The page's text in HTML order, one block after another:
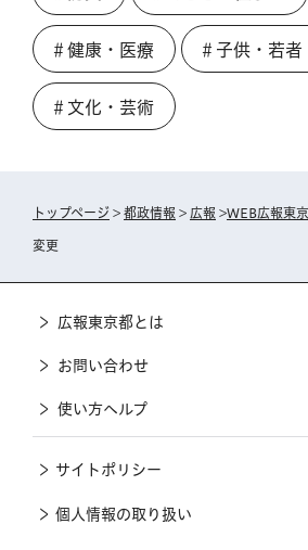
＃健康・医療 ＃子供・若者
＃文化・芸術
トップページ > 都政情報 > 広報 >WEB広報東
変更
広報東京都とは
お問い合わせ
使い方ヘルプ
サイトポリシー
個人情報の取り扱い